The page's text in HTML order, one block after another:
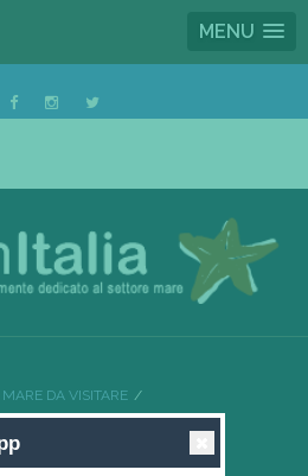
MENU
DA VISITARE
FRIULI-VENEZIA GIULIA